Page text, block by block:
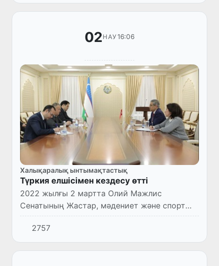
02НАУ16:06
Халықаралық ынтымақтастық
Түркия елшісімен кездесу өтті
2022 жылғы 2 мартта Олий Мажлис
Сенатының Жастар, мәдениет және спорт
мәселелері комитетінің төрағасы
Б.Сайфуллаев Түркия Республикасының
Төтенше және өкілетті елшісі Олган
2757